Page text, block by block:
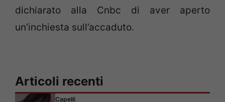
dichiarato alla Cnbc di aver aperto
un’inchiesta sull’accaduto.
Articoli recenti
Capelli